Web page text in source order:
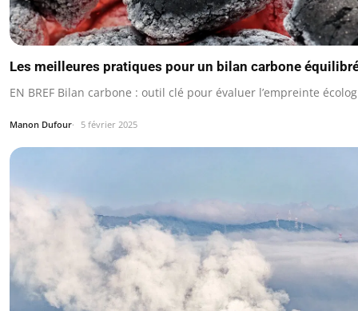
Les meilleures pratiques pour un bilan carbone
EN BREF Bilan carbone : outil clé pour évaluer l’empreinte
Manon Dufour 5 février 2025